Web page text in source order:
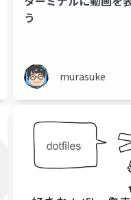
う
murasuke